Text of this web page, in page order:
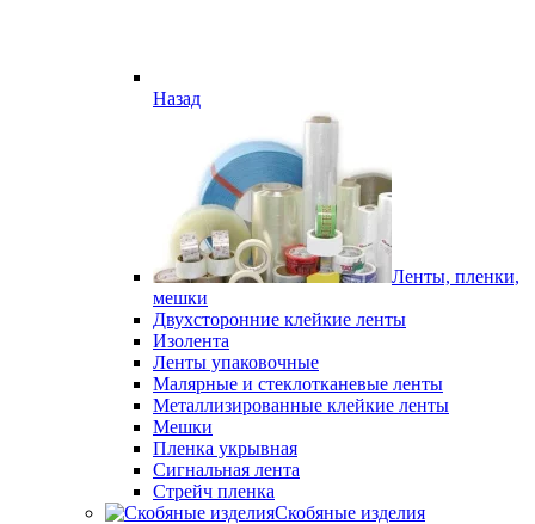
Назад
Ленты, пленки,
мешки
Двухсторонние клейкие ленты
Изолента
Ленты упаковочные
Малярные и стеклотканевые ленты
Металлизированные клейкие ленты
Мешки
Пленка укрывная
Сигнальная лента
Стрейч пленка
Скобяные изделия